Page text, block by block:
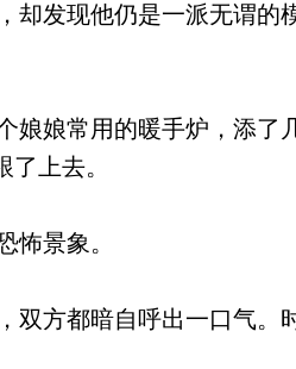
发现他仍是一派无谓的
娘常用的暖手炉，添了
上去。
景象。
方都暗自呼出一口气。